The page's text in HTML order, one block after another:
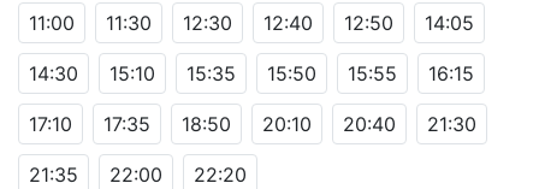
11:00
11:30 12:30 12:40 12:50 14:05
14:30 15:10 15:35 15:50 15:55 16:15
17:10 17:35 18:50 20:10 20:40 21:30
21:35 22:00 22:20